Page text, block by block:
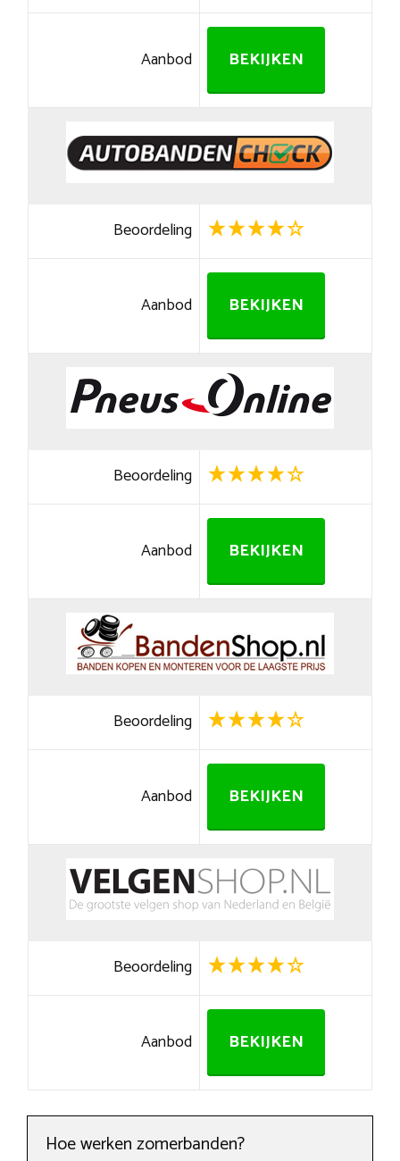
Aanbod BEKIJKEN
Beoordeling
Aanbod BEKIJKEN
Beoordeling
Aanbod BEKIJKEN
Beoordeling
Aanbod BEKIJKEN
Beoordeling
Aanbod BEKIJKEN
Hoe werken zomerbanden?